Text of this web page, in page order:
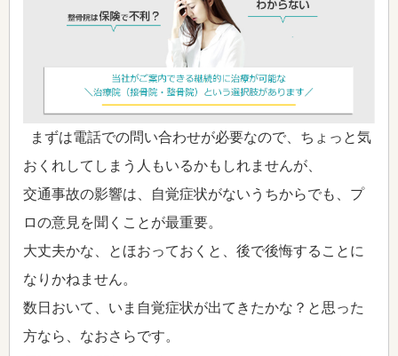
まずは電話での問い合わせが必要なので、ちょっと気
おくれしてしまう人もいるかもしれませんが、
交通事故の影響は、自覚症状がないうちからでも、プ
ロの意見を聞くことが最重要。
大丈夫かな、とほおっておくと、後で後悔することに
なりかねません。
数日おいて、いま自覚症状が出てきたかな？と思った
方なら、なおさらです。